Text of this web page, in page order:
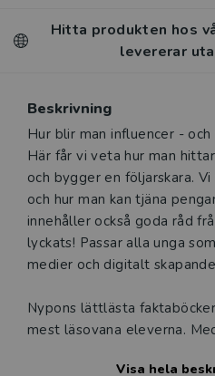
Hitta produkten hos
levererar
Beskrivning
Beskrivning
Hur blir man influencer -
Här får vi veta hur man
och bygger en följarskara.
och hur man kan tjäna
innehåller också goda råd
lyckats! Passar alla unga
medier och digitalt
Nypons lättlästa
mest läsovana eleverna.
Visa hela